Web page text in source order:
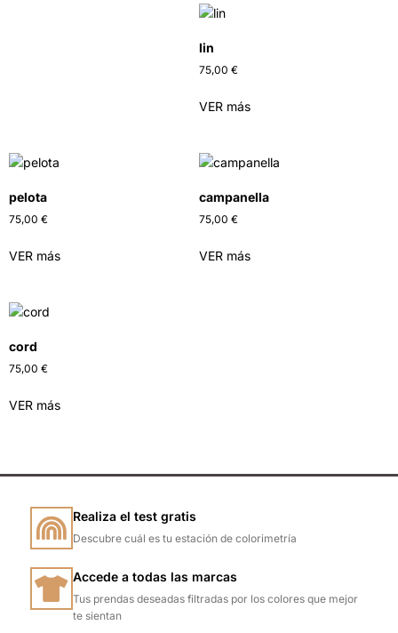
lin
75,00 €
VER más
pelota
75,00 €
VER más
campanella
75,00 €
VER más
cord
75,00 €
VER más
Realiza el test gratis
Descubre cuál es tu estación de colorimetría
Accede a todas las marcas
Tus prendas deseadas filtradas por los colores que mejor
te sientan